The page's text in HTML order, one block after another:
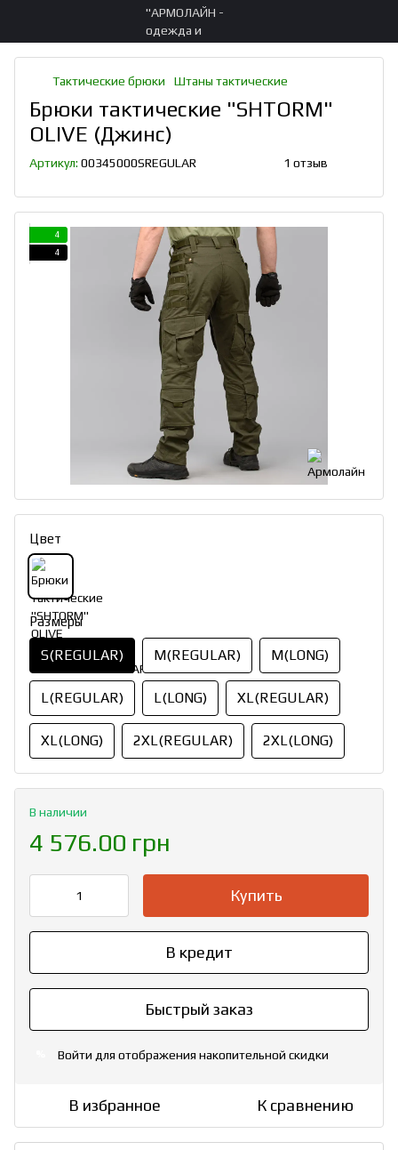
Тактические брюки Штаны тактические
Брюки тактические "SHTORM"
OLIVE (Джинс)
Артикул: 00345000SREGULAR 1 отзыв
4
4
Цвет
Размеры
S(REGULAR) M(REGULAR) M(LONG)
L(REGULAR) L(LONG) XL(REGULAR)
XL(LONG) 2XL(REGULAR) 2XL(LONG)
В наличии
4 576.00 грн
Купить
В кредит
Быстрый заказ
Войти для отображения накопительной скидки
В избранное К сравнению